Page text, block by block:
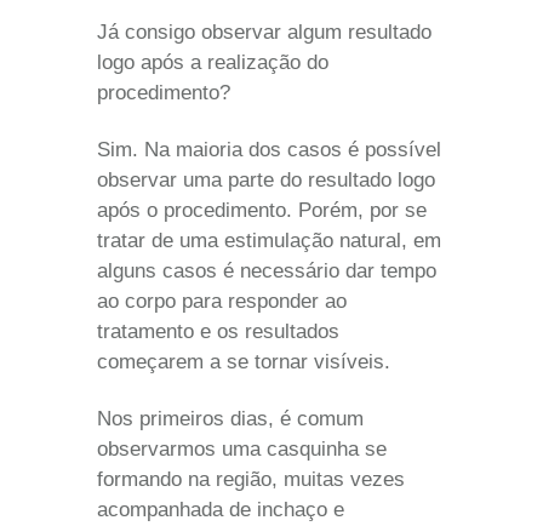
Já consigo observar algum resultado
logo após a realização do
procedimento?
Sim. Na maioria dos casos é possível
observar uma parte do resultado logo
após o procedimento. Porém, por se
tratar de uma estimulação natural, em
alguns casos é necessário dar tempo
ao corpo para responder ao
tratamento e os resultados
começarem a se tornar visíveis.
Nos primeiros dias, é comum
observarmos uma casquinha se
formando na região, muitas vezes
acompanhada de inchaço e